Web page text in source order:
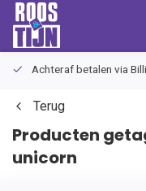
Achteraf betalen via
Terug
Producten
unicorn